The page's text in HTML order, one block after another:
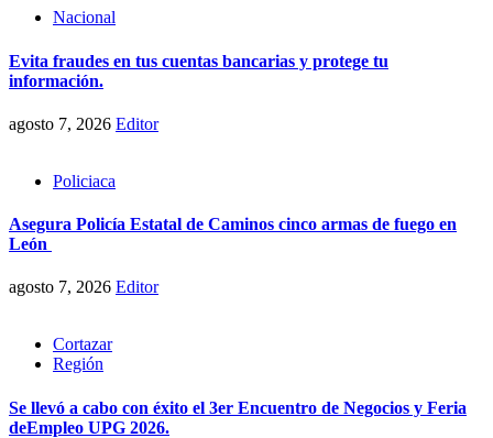
Nacional
Evita fraudes en tus cuentas bancarias y protege tu
información.
agosto 7, 2026 Editor
Policiaca
Asegura Policía Estatal de Caminos cinco armas de fuego en
León
agosto 7, 2026 Editor
Cortazar
Región
Se llevó a cabo con éxito el 3er Encuentro de Negocios y Feria
deEmpleo UPG 2026.